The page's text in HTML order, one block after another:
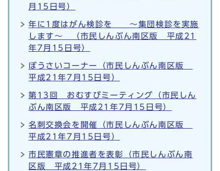
月15日号）
年に1度はがん検診を ～集団検診を実施
します～ （市民しんぶん南区版 平成21
年7月15日号）
ぼうさいコーナー（市民しんぶん南区版
平成21年7月15日号）
第13回 おむすびミーティング（市民しん
ぶん南区版 平成21年7月15日号）
名刺交換会を開催（市民しんぶん南区版
平成21年7月15日号）
市民憲章の推進者を表彰（市民しんぶん南
区版 平成21年7月15日号）